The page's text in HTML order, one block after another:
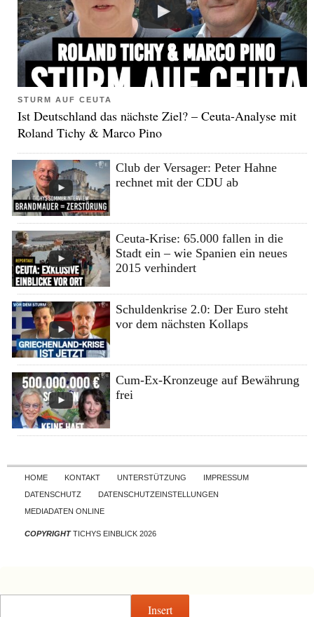
STURM AUF CEUTA
Ist Deutschland das nächste Ziel? – Ceuta-Analyse mit
Roland Tichy & Marco Pino
Club der Versager: Peter Hahne
rechnet mit der CDU ab
Ceuta-Krise: 65.000 fallen in die
Stadt ein – wie Spanien ein neues
2015 verhindert
Schuldenkrise 2.0: Der Euro steht
vor dem nächsten Kollaps
Cum-Ex-Kronzeuge auf Bewährung
frei
Skip to content
HOME KONTAKT UNTERSTÜTZUNG
IMPRESSUM
DATENSCHUTZ
DATENSCHUTZEINSTELLUNGEN
MEDIADATEN ONLINE
COPYRIGHTTICHYS EINBLICK 2026
Insert